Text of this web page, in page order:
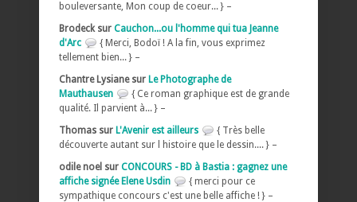
bouleversante, Mon coup de coeur... } –
Brodeck sur Cauchon...ou l'homme qui tua Jeanne
d'Arc
{ Merci, Bodoï ! A la fin, vous exprimez
tellement bien... } –
Chantre Lysiane sur Le Photographe de
Mauthausen
{ Ce roman graphique est de grande
qualité. Il parvient à... } –
Thomas sur L'Avenir est ailleurs
{ Très belle
découverte autant sur l histoire que le dessin.... } –
odile noel sur CONCOURS - BD à Bastia : gagnez une
affiche signée Elene Usdin
{ merci pour ce
sympathique concours c'est une belle affiche ! } –